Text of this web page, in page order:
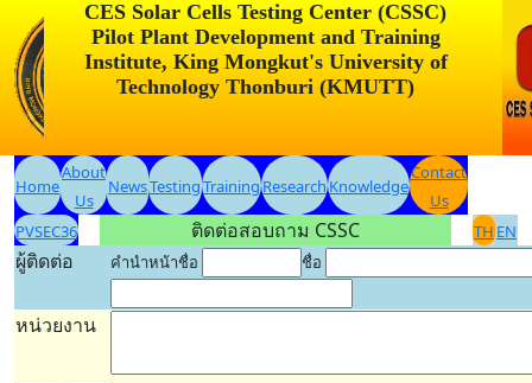
CES Solar Cells Testing Center (CSSC)
Pilot Plant Development and Training
Institute, King Mongkut's University of
Technology Thonburi (KMUTT)
Home
About
Us
NewsTestingTraining Research Knowledge
Contact
Us
PVSEC36
TH EN
ติดต่อสอบถาม CSSC
ผู้ติดต่อ
คำนำหน้าชื่อ ชื่อ
หน่วยงาน